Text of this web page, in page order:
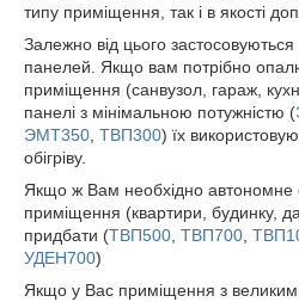
типу приміщення, так і в якості
Залежно від цього застосовуються
панелей. Якщо вам потрібно
приміщення (санвузол, гараж,
панелі з мінімальною потужністю (
ЭМТ350 ТВП300) їх
обігріву.
Якщо ж Вам необхідно автономне
приміщення (квартири, будинку,
придбати (ТВП500 ТВП700
УДЕН700)
Якщо у Вас приміщення з